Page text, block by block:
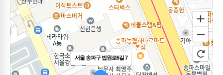
서울 송파구 법원로6길 7